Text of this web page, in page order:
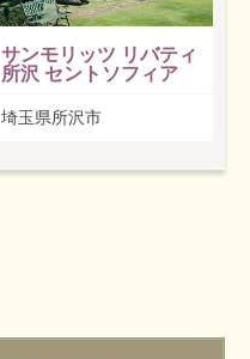
サンモリッツ リバティ
所沢 セントソフィア
埼玉県所沢市